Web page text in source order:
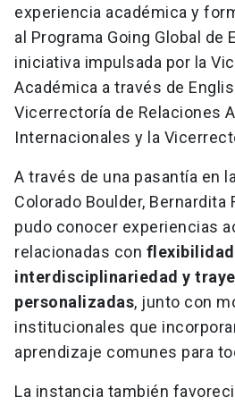
experiencia académica y
al Programa Going Global de
iniciativa impulsada por la
Académica a través de
Vicerrectoría de Relaciones
Internacionales y la
A través de una pasantía en
Colorado Boulder, Bernardita
pudo conocer experiencias
relacionadas con
interdisciplinariedad y
personalizadas, junto con
institucionales que
aprendizaje comunes para
La instancia también